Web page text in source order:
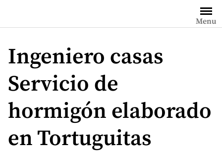
contenido
Menu
Ingeniero casas
Servicio de
hormigón elaborado
en Tortuguitas